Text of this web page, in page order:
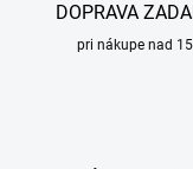
DOPRAVA
pri nákupe nad